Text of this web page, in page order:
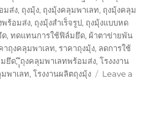
มส่ง, ถุงมุ้ง, ถุงมุ้งคลุมพาเลท, ถุงมุ้งคลุม
พร้อมส่ง, ถุงมุ้งสำเร็จรูป, ถุงมุ้งแบบหด
ด,ทดแทนการใช้ฟิล์มยึด, ผ้าตาข่ายพัน
าถุงคลุมพาเลท,ราคาถุงมุ้ง, ลดการใช้
ยึด,ุุึถุงคลุมพาเลทพร้อมส่ง,โรงงงาน
พาเลท,โรงงานผลิตถุงมุ้ง
Leave a